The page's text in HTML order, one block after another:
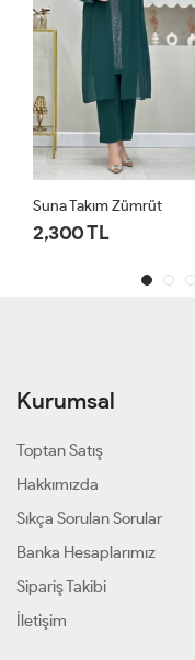
Suna Takım Zümrüt
2,300 TL
Kurumsal
Toptan Satış
Hakkımızda
Sıkça Sorulan Sorular
Banka Hesaplarımız
Sipariş Takibi
İletişim